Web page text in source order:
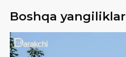
Boshqa yangiliklar